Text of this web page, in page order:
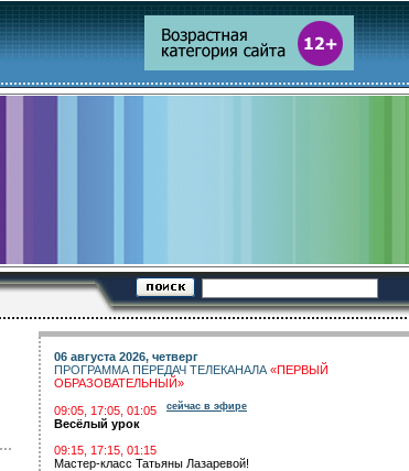
06 августа 2026, четверг
ПРОГРАММА ПЕРЕДАЧ ТЕЛЕКАНАЛА «ПЕРВЫЙ
ОБРАЗОВАТЕЛЬНЫЙ»
09:05, 17:05, 01:05 сейчас в эфире
Весёлый урок
09:15, 17:15, 01:15
Мастер-класс Татьяны Лазаревой!